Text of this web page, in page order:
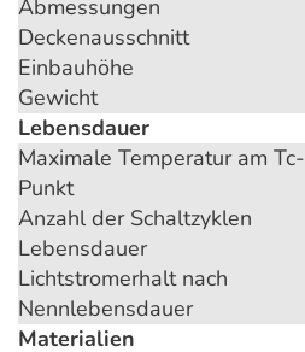
Abmessungen
Deckenausschnitt
Einbauhöhe
Gewicht
Lebensdauer
Maximale Temperatur am Tc-
Punkt
Anzahl der Schaltzyklen
Lebensdauer
Lichtstromerhalt nach
Nennlebensdauer
Materialien